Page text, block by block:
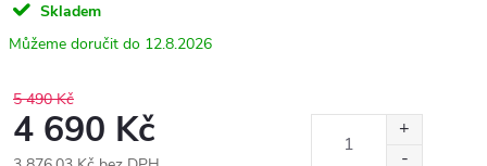
Skladem
12.8.2026
5 490 Kč
4 690 Kč